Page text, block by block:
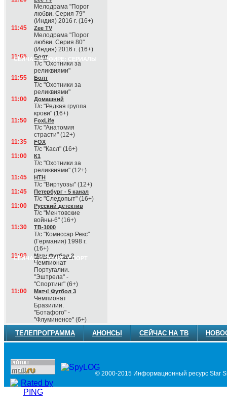
Мелодрама "Порог
любви. Серия 79"
(Индия) 2016 г. (16+)
11:45
Zee TV
Мелодрама "Порог
любви. Серия 80"
(Индия) 2016 г. (16+)
СЕЙЧАС В ЭФИРЕ: СЕРИАЛЫ
11:05 Болт
Т/с "Охотники за
реликвиями"
11:55
Болт
Т/с "Охотники за
реликвиями"
11:00
Домашний
Т/с "Редкая группа
крови" (16+)
11:50
FoxLife
Т/с "Анатомия
страсти" (12+)
11:35
FOX
Т/с "Касл" (16+)
11:00
К1
Т/с "Охотники за
реликвиями" (12+)
11:45
НТН
Т/с "Виртуозы" (12+)
11:45
Петербург - 5 канал
Т/с "Следопыт" (16+)
11:00
Русский детектив
Т/с "Ментовские
войны-6" (16+)
11:30
ТВ-1000
Т/с "Комиссар Рекс"
(Германия) 1998 г.
(16+)
СЕЙЧАС В ЭФИРЕ: СПОРТ
11:00 Матч Футбол 2
Чемпионат
Португалии.
"Эштрела" -
"Спортинг" (6+)
11:00
Матч! Футбол 3
Чемпионат
Бразилии.
"Ботафого" -
"Флуминенсе" (6+)
ТЕЛЕПРОГРАММА АНОНСЫ СЕЙЧАС НА ТВ
© 2000-2015 Информационный ресурс Star